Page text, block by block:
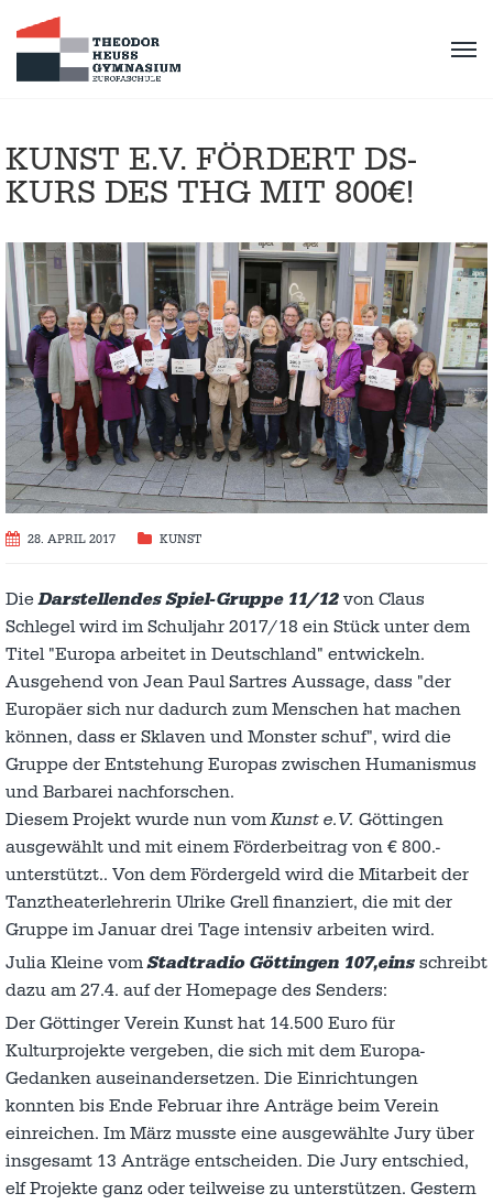
KUNST E.V. FÖRDERT DS-
KURS DES THG MIT 800€!
28. APRIL 2017 KUNST
DieDarstellendes Spiel-Gruppe 11/12 von Claus
Schlegel wird im Schuljahr 2017/18 ein Stück unter dem
Titel "Europa arbeitet in Deutschland" entwickeln.
Ausgehend von Jean Paul Sartres Aussage, dass "der
Europäer sich nur dadurch zum Menschen hat machen
können, dass er Sklaven und Monster schuf", wird die
Gruppe der Entstehung Europas zwischen Humanismus
und Barbarei nachforschen.
Diesem Projekt wurde nun vomKunst e.V. Göttingen
ausgewählt und mit einem Förderbeitrag von € 800.-
unterstützt.. Von dem Fördergeld wird die Mitarbeit der
Tanztheaterlehrerin Ulrike Grell finanziert, die mit der
Gruppe im Januar drei Tage intensiv arbeiten wird.
Julia Kleine vomStadtradio Göttingen 107,eins schreibt
dazu am 27.4. auf der Homepage des Senders:
Der Göttinger Verein Kunst hat 14.500 Euro für
Kulturprojekte vergeben, die sich mit dem Europa-
Gedanken auseinandersetzen. Die Einrichtungen
konnten bis Ende Februar ihre Anträge beim Verein
einreichen. Im März musste eine ausgewählte Jury über
insgesamt 13 Anträge entscheiden. Die Jury entschied,
elf Projekte ganz oder teilweise zu unterstützen. Gestern